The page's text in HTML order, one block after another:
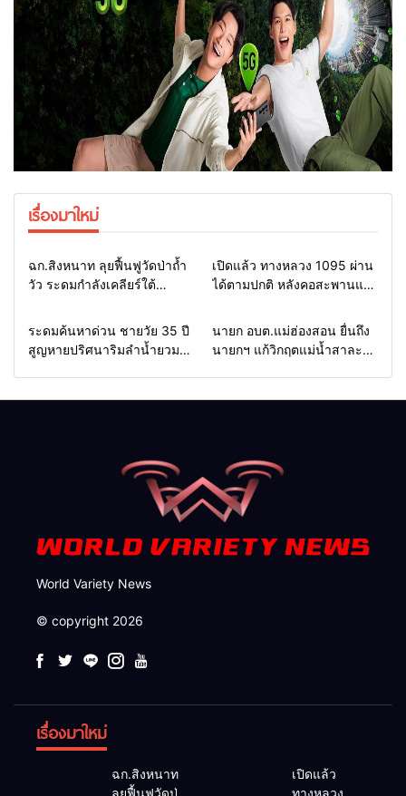
เรื่องมาใหม่
Home แวดวงทหาร
ฉก.สิงหนาท ลุยฟื้นฟูวัดป่าถ้ำ
วัว ระดมกำลังเคลียร์ใต้
ช่วยชาวบ้านฝ่าวิกฤตน้ำป่า
Home รอบรั้วทั่วไทย
เปิดแล้ว ทางหลวง 1095 ผ่าน
ได้ตามปกติ หลังคอสะพานแม่
แม่ฮ่องสอน สั่งเฝ้าระวัง 24
Home รอบรั้วทั่วไทย
ระดมค้นหาด่วน ชายวัย 35 ปี
สูญหายปริศนาริมลำน้ำยวม
Home รอบรั้วทั่วไทย
นายก อบต.แม่ฮ่องสอน ยื่นถึง
นายกฯ แก้วิกฤตแม่น้ำสาละ
World Variety News
© copyright 2026
เรื่องมาใหม่
ฉก.สิงหนาท
ลุยฟื้นฟูวัดป่า
เปิดแล้ว
ทางหลวง